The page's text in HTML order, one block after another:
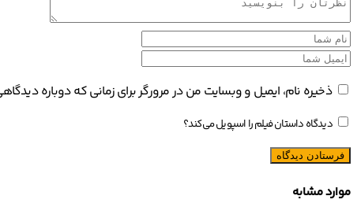
ذخیره نام، ایمیل و وبسایت من در مرورگر برای زمانی که دوباره
دیدگاه داستان فیلم را اسپویل می‌کند؟
موارد مشابه